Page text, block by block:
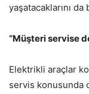
yaşatacaklarını
“Müşteri servise
Elektrikli araçlar
servis konusunda